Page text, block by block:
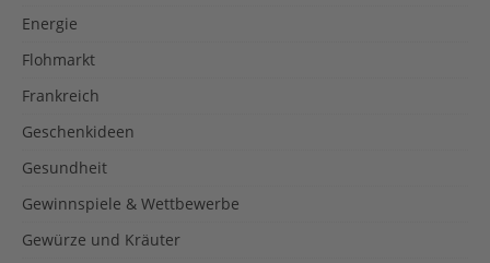
Energie
Flohmarkt
Frankreich
Geschenkideen
Gesundheit
Gewinnspiele & Wettbewerbe
Gewürze und Kräuter